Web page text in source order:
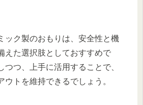
ック製のおもりは、安全性と機
えた選択肢としておすすめで
つつ、上手に活用することで、
ウトを維持できるでしょう。